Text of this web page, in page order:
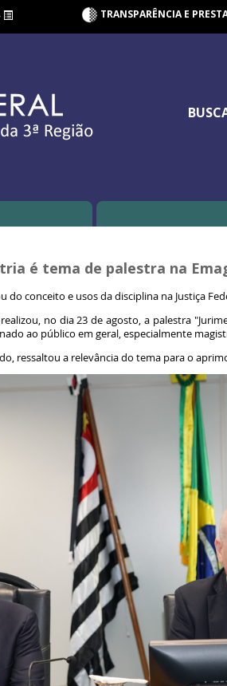
TRANSPARÊNCIA E
é tema de palestra na
do conceito e usos da disciplina na Justiça
no dia 23 de agosto, a palestra
ao público em geral, especialmente
ressaltou a relevância do tema para o